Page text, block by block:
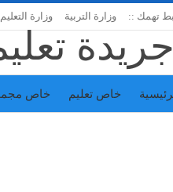
تهمك :: وزارة التربية وزارة
خاص تعليم خاص